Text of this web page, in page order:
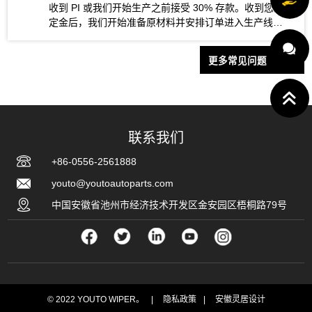
收到 PI 或我们开始生产之前接受 30% 存款。收到您的
定金后，我们开始准备原材料并安排订单进入生产线。
产品生产完成后，您安排剩余的 70% 余额。所有付款完
更多常见问题
联系我们
+86-0556-2561888
youto@youtoautoparts.com
中国安徽省池州市经济技术开发区金安园区梧桐路79号
© 2022 YOUTO WIPER。 隐私政策 安徽灵居设计